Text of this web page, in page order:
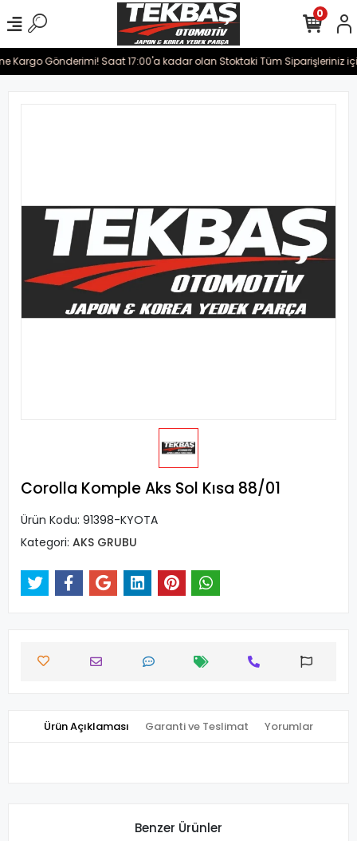
Kargo Gönderimi! Saat 17:00'a kadar olan Stoktaki Tüm Siparişleriniz
0
Corolla Komple Aks Sol Kısa 88/01
Ürün Kodu: 91398-KYOTA
Kategori: AKS GRUBU
Ürün Açıklaması Garanti ve Teslimat Yorumlar
Benzer Ürünler